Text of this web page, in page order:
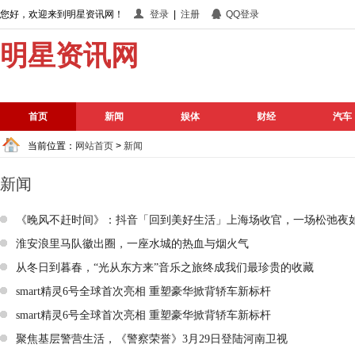
您好，欢迎来到明星资讯网！ 登录 注册 QQ登录
明星资讯网
首页 新闻 娱体 财经 汽车
当前位置： 网站首页 > 新闻
新闻
《晚风不赶时间》：抖音「回到美好生活」上海场收官，一场松弛夜
淮安浪里马队徽出圈，一座水城的热血与烟火气
从冬日到暮春，“光从东方来”音乐之旅终成我们最珍贵的收藏
smart精灵6号全球首次亮相 重塑豪华掀背轿车新标杆
smart精灵6号全球首次亮相 重塑豪华掀背轿车新标杆
聚焦基层警营生活，《警察荣誉》3月29日登陆河南卫视